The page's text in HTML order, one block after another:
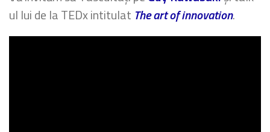
ul lui de la TEDx intitulat The art of innovation.